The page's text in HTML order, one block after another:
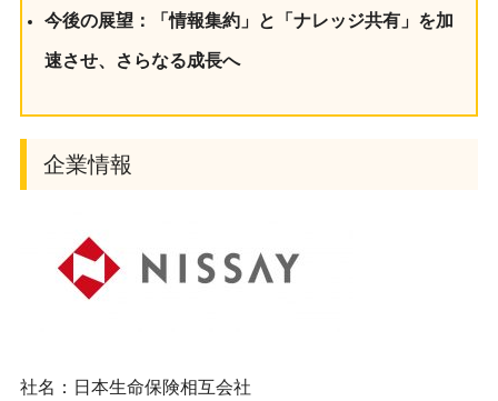
今後の展望：「情報集約」と「ナレッジ共有」を加
速させ、さらなる成長へ
企業情報
社名：日本生命保険相互会社